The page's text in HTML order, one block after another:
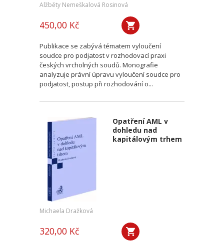
Alžběty Nemeškalová Rosinová
450,00 Kč
Publikace se zabývá tématem vyloučení
soudce pro podjatost v rozhodovací praxi
českých vrcholných soudů. Monografie
analyzuje právní úpravu vyloučení soudce pro
podjatost, postup při rozhodování o...
Opatření AML v
dohledu nad
kapitálovým trhem
Michaela Dražková
320,00 Kč